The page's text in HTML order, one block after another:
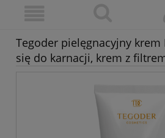
Tegoder pielęgnacyjny krem
się do karnacji, krem z